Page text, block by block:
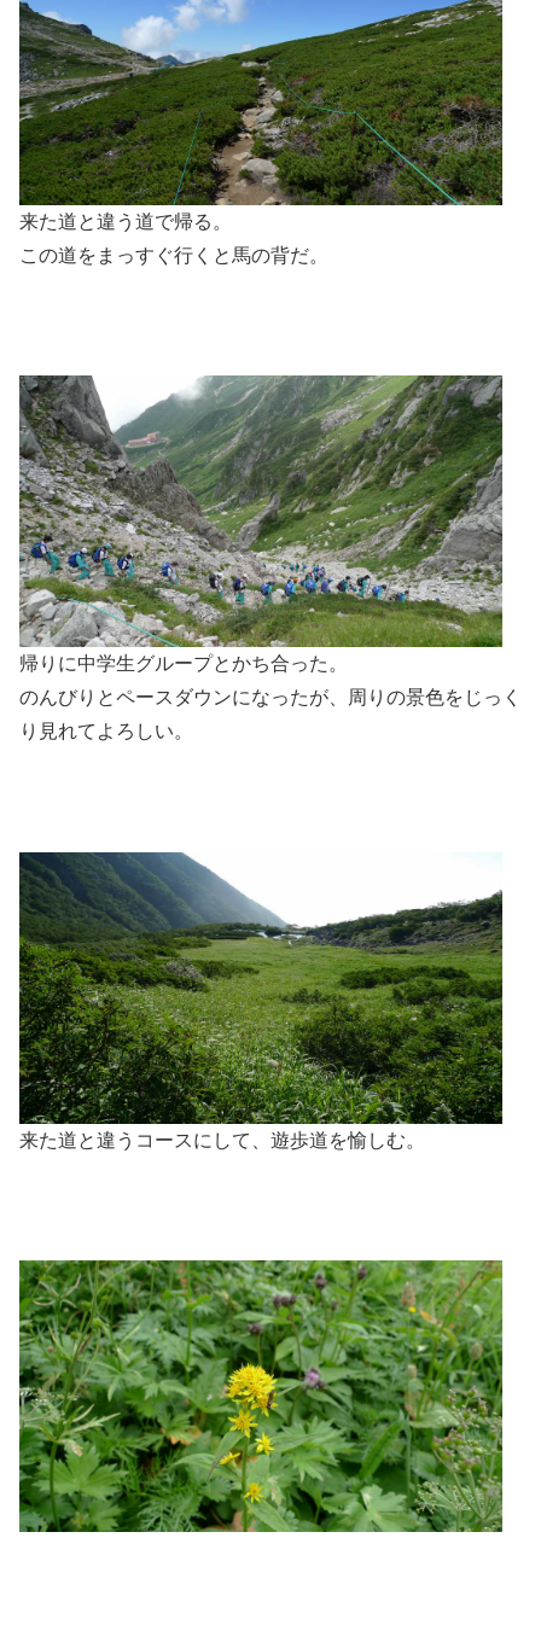
来た道と違う道で帰る。
この道をまっすぐ行くと馬の背だ。
帰りに中学生グループとかち合った。
のんびりとペースダウンになったが、周りの景色をじっく
り見れてよろしい。
来た道と違うコースにして、遊歩道を愉しむ。